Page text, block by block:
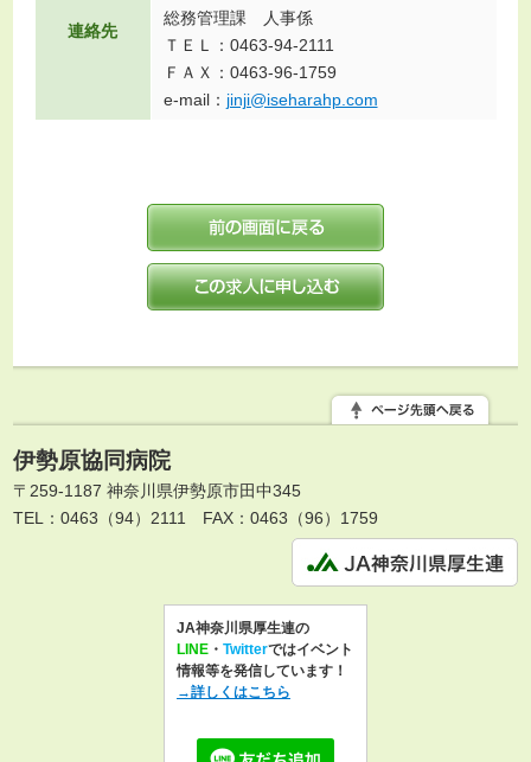
連絡先
総務管理課 人事係
ＴＥＬ：0463-94-2111
ＦＡＸ：0463-96-1759
e-mail： jinji@iseharahp.com
伊勢原協同病院
〒259-1187 神奈川県伊勢原市田中345
TEL：0463（94）2111
FAX：0463（96）1759
JA神奈川県厚生連の
LINE ・ Twitterではイベント
情報等を発信しています！
→詳しくはこちら